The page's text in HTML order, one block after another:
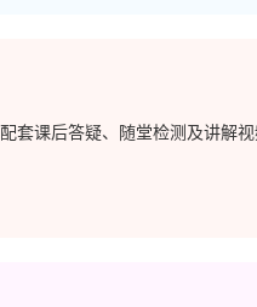
套课后答疑、随堂检测及讲解